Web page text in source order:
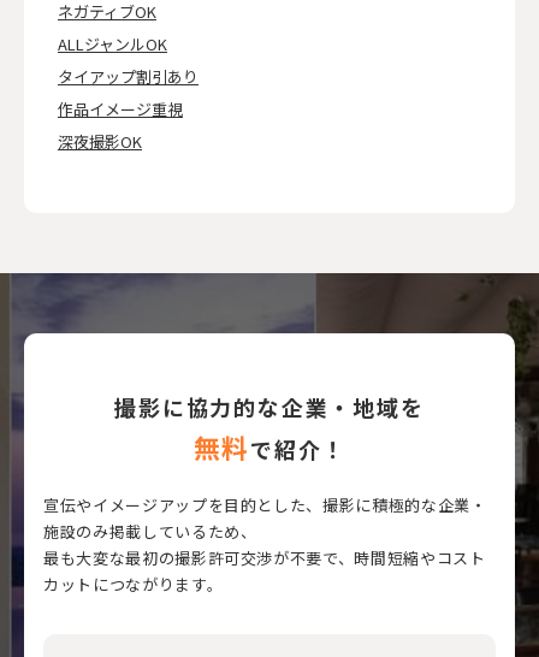
ネガティブOK
ALLジャンルOK
タイアップ割引あり
作品イメージ重視
深夜撮影OK
撮影に協力的な企業・地域を
無料で紹介！
宣伝やイメージアップを目的とした、撮影に積極的な企業・
施設のみ掲載しているため、
最も大変な最初の撮影許可交渉が不要で、時間短縮やコスト
カットにつながります。